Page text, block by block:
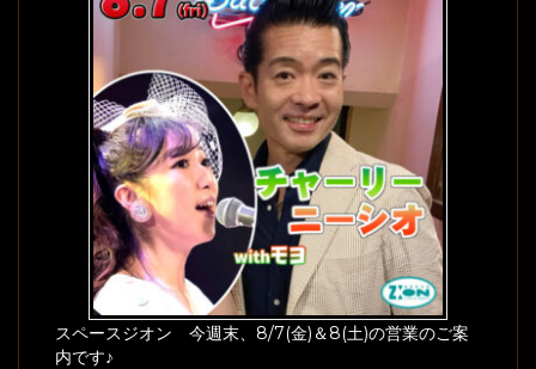
スペースジオン 今週末、8/7(金)＆8(土)の営業のご案
内です♪